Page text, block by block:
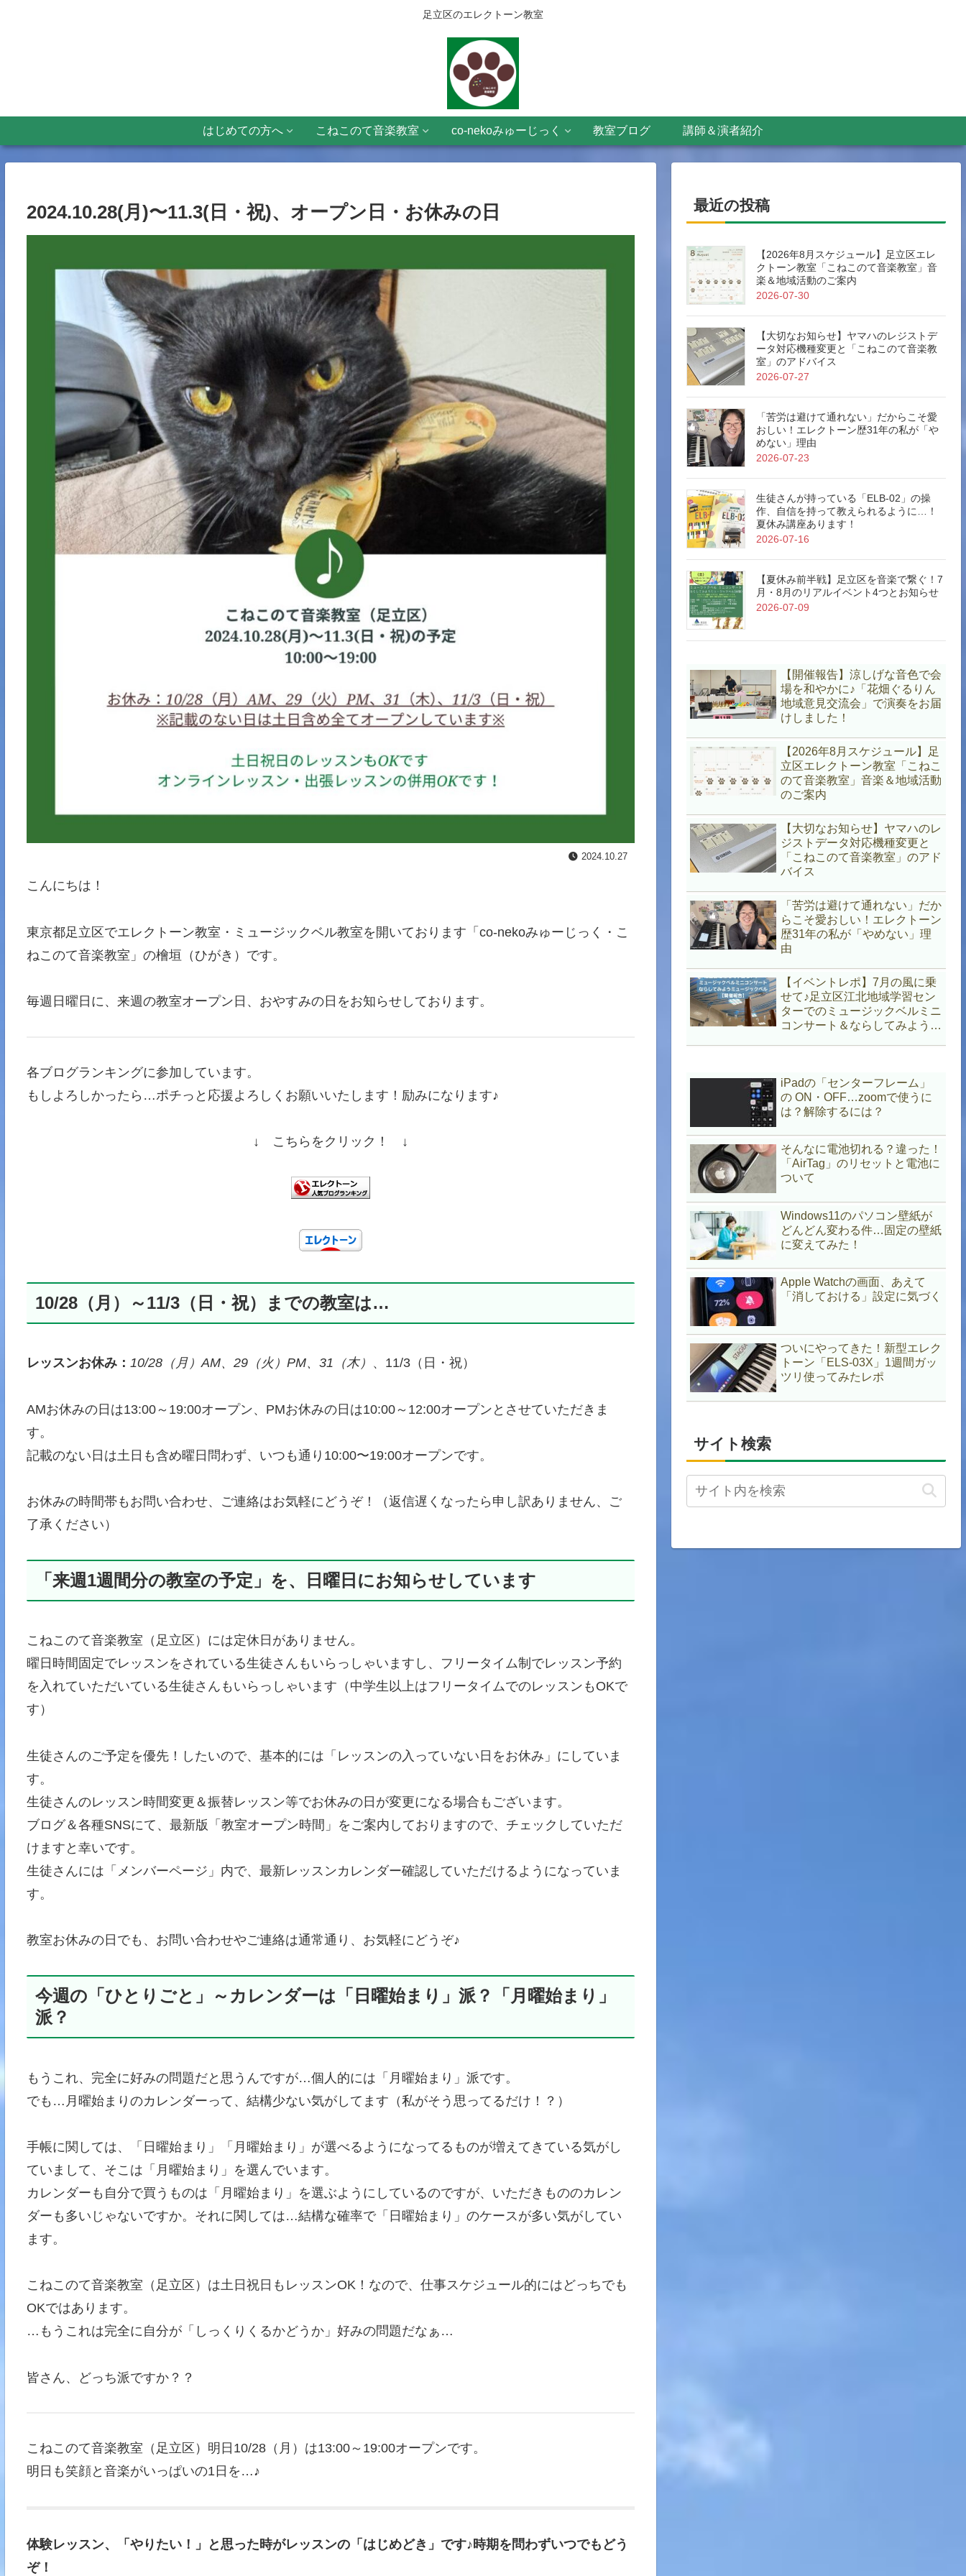
足立区のエレクトーン教室
はじめての方へ こねこのて音楽教室 co-nekoみゅーじっく 教室ブログ 講師＆演者紹介
2024.10.28(月)〜11.3(日・祝)、オープン日・お休みの日
2024.10.27
こんにちは！
東京都足立区でエレクトーン教室・ミュージックベル教室を開いております「co-nekoみゅーじっく・こ
ねこのて音楽教室」の檜垣（ひがき）です。
毎週日曜日に、来週の教室オープン日、おやすみの日をお知らせしております。
各ブログランキングに参加しています。
もしよろしかったら…ポチっと応援よろしくお願いいたします！励みになります♪
↓ こちらをクリック！ ↓
10/28（月）～11/3（日・祝）までの教室は…
レッスンお休み： 10/28（月）AM、29（火）PM、31（木） 、11/3（日・祝）
AMお休みの日は13:00～19:00オープン、PMお休みの日は10:00～12:00オープンとさせていただきま
す。
記載のない日は土日も含め曜日問わず、いつも通り10:00〜19:00オープンです。
お休みの時間帯もお問い合わせ、ご連絡はお気軽にどうぞ！（返信遅くなったら申し訳ありません、ご
了承ください）
「来週1週間分の教室の予定」を、日曜日にお知らせしています
こねこのて音楽教室（足立区）には定休日がありません。
曜日時間固定でレッスンをされている生徒さんもいらっしゃいますし、フリータイム制でレッスン予約
を入れていただいている生徒さんもいらっしゃいます（中学生以上はフリータイムでのレッスンもOKで
す）
生徒さんのご予定を優先！したいので、基本的には「レッスンの入っていない日をお休み」にしていま
す。
生徒さんのレッスン時間変更＆振替レッスン等でお休みの日が変更になる場合もございます。
ブログ＆各種SNSにて、最新版「教室オープン時間」をご案内しておりますので、チェックしていただ
けますと幸いです。
生徒さんには「メンバーページ」内で、最新レッスンカレンダー確認していただけるようになっていま
す。
教室お休みの日でも、お問い合わせやご連絡は通常通り、お気軽にどうぞ♪
今週の「ひとりごと」～カレンダーは「日曜始まり」派？「月曜始まり」
派？
もうこれ、完全に好みの問題だと思うんですが…個人的には「月曜始まり」派です。
でも…月曜始まりのカレンダーって、結構少ない気がしてます（私がそう思ってるだけ！？）
手帳に関しては、「日曜始まり」「月曜始まり」が選べるようになってるものが増えてきている気がし
ていまして、そこは「月曜始まり」を選んでいます。
カレンダーも自分で買うものは「月曜始まり」を選ぶようにしているのですが、いただきもののカレン
ダーも多いじゃないですか。それに関しては…結構な確率で「日曜始まり」のケースが多い気がしてい
ます。
こねこのて音楽教室（足立区）は土日祝日もレッスンOK！なので、仕事スケジュール的にはどっちでも
OKではあります。
…もうこれは完全に自分が「しっくりくるかどうか」好みの問題だなぁ…
皆さん、どっち派ですか？？
こねこのて音楽教室（足立区）明日10/28（月）は13:00～19:00オープンです。
明日も笑顔と音楽がいっぱいの1日を…♪
体験レッスン、「やりたい！」と思った時がレッスンの「はじめどき」です♪時期を問わずいつでもどう
ぞ！
最近の投稿
【2026年8月スケジュール】足立区エレ
クトーン教室「こねこのて音楽教室」音
楽＆地域活動のご案内
2026-07-30
【大切なお知らせ】ヤマハのレジストデ
ータ対応機種変更と「こねこのて音楽教
室」のアドバイス
2026-07-27
「苦労は避けて通れない」だからこそ愛
おしい！エレクトーン歴31年の私が「や
めない」理由
2026-07-23
生徒さんが持っている「ELB-02」の操
作、自信を持って教えられるように…！
夏休み講座あります！
2026-07-16
【夏休み前半戦】足立区を音楽で繋ぐ！7
月・8月のリアルイベント4つとお知らせ
2026-07-09
【開催報告】涼しげな音色で会
場を和やかに♪「花畑ぐるりん
地域意見交流会」で演奏をお届
けしました！
【2026年8月スケジュール】足
立区エレクトーン教室「こねこ
のて音楽教室」音楽＆地域活動
のご案内
【大切なお知らせ】ヤマハのレ
ジストデータ対応機種変更と
「こねこのて音楽教室」のアド
バイス
「苦労は避けて通れない」だか
らこそ愛おしい！エレクトーン
歴31年の私が「やめない」理
由
【イベントレポ】7月の風に乗
せて♪足立区江北地域学習セン
ターでのミュージックベルミニ
コンサート＆ならしてみようミ
iPadの「センターフレーム」
の ON・OFF…zoomで使うに
は？解除するには？
そんなに電池切れる？違った！
「AirTag」のリセットと電池に
ついて
Windows11のパソコン壁紙が
どんどん変わる件…固定の壁紙
に変えてみた！
Apple Watchの画面、あえて
「消しておける」設定に気づく
ついにやってきた！新型エレク
トーン「ELS-03X」1週間ガッ
ツリ使ってみたレポ
サイト検索